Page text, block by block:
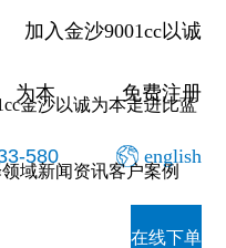
加入金沙9001cc以诚
为本 免费注册
580 english
金沙以诚为本走进比蓝
域新闻资讯客户案例
在线下单